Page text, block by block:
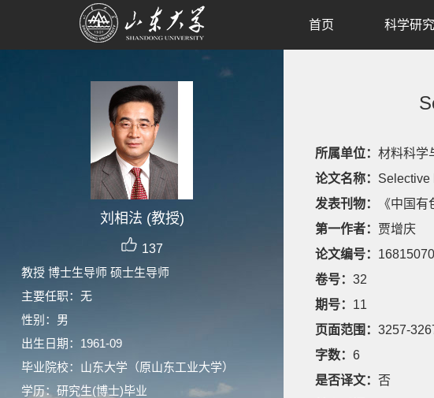
刘相法 (教授)
137
教授 博士生导师 硕士生导师
主要任职：无
性别：男
出生日期：1961-09
毕业院校：山东大学（原山东工业大学）
学历：研究生(博士)毕业
首页 科学研究
所属单位： 材料科学
论文名称： Selective
发表刊物：
《中国
第一作者：
贾增庆
论文编号：
卷号： 32
期号： 11
页面范围： 3257-
字数： 6
是否译文： 否